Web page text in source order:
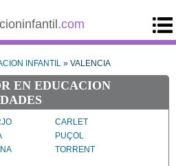
.com
INFANTIL » VALENCIA
EN EDUCACION
CARLET
PUÇOL
TORRENT